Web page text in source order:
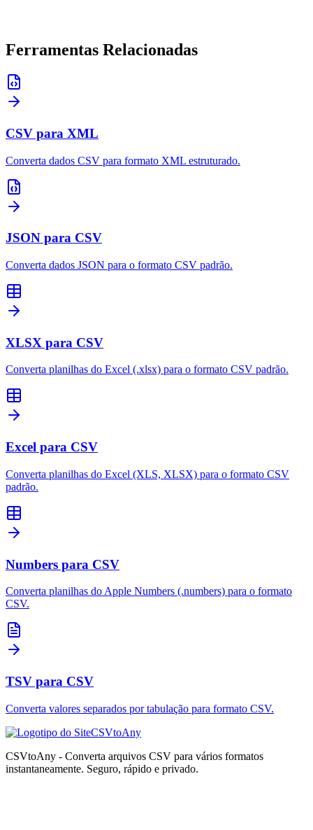
Ferramentas Relacionadas
CSV para XML
Converta dados CSV para formato XML estruturado.
JSON para CSV
Converta dados JSON para o formato CSV padrão.
XLSX para CSV
Converta planilhas do Excel (.xlsx) para o formato CSV padrão.
Excel para CSV
Converta planilhas do Excel (XLS, XLSX) para o formato CSV
padrão.
Numbers para CSV
Converta planilhas do Apple Numbers (.numbers) para o formato
CSV.
TSV para CSV
Converta valores separados por tabulação para formato CSV.
CSVtoAny
CSVtoAny - Converta arquivos CSV para vários formatos
instantaneamente. Seguro, rápido e privado.